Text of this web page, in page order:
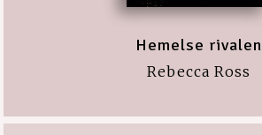
Hemelse rivalen
Rebecca Ross